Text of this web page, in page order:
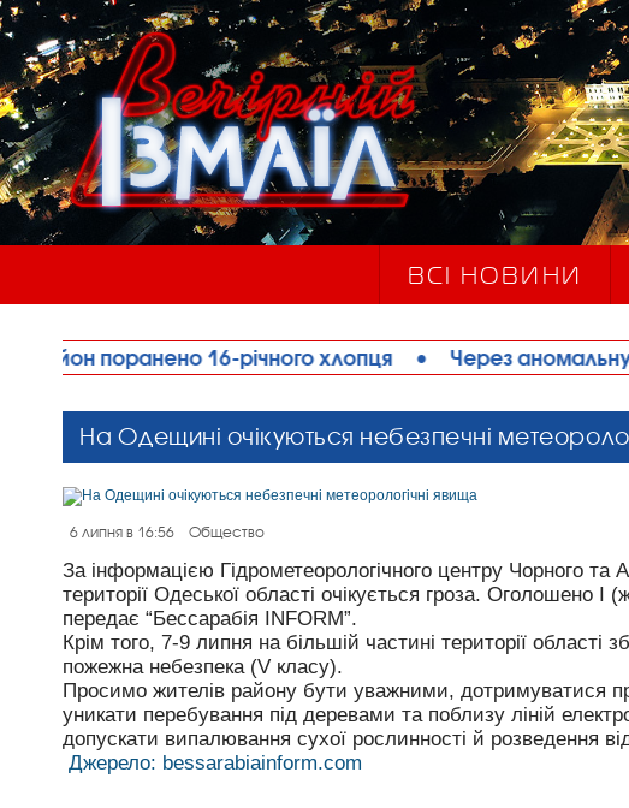
ВСІ НОВИНИ
16-річного хлопця • Через аномальну спеку на
На Одещині очікуються небезпечні
6 липня в 16:56 Общество
За інформацією Гідрометеорологічного центру Чорного та
території Одеської області очікується гроза. Оголошено І
передає “Бессарабія INFORM”.
Крім того, 7-9 липня на більшій частині території області
пожежна небезпека (V класу).
Просимо жителів району бути уважними, дотримуватися
уникати перебування під деревами та поблизу ліній
допускати випалювання сухої рослинності й розведення
Джерело: bessarabiainform.com